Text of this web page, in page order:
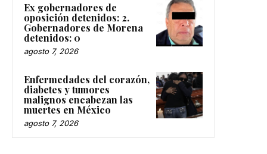
Ex gobernadores de
oposición detenidos: 2.
Gobernadores de Morena
detenidos: 0
agosto 7, 2026
Enfermedades del corazón,
diabetes y tumores
malignos encabezan las
muertes en México
agosto 7, 2026